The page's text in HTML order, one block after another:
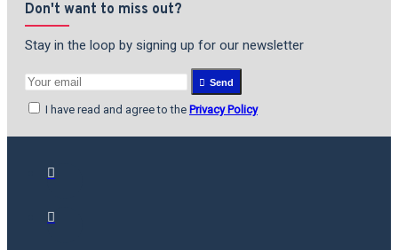
Don't want to miss out?
Stay in the loop by signing up for our newsletter
Send
I have read and agree to the Privacy Policy